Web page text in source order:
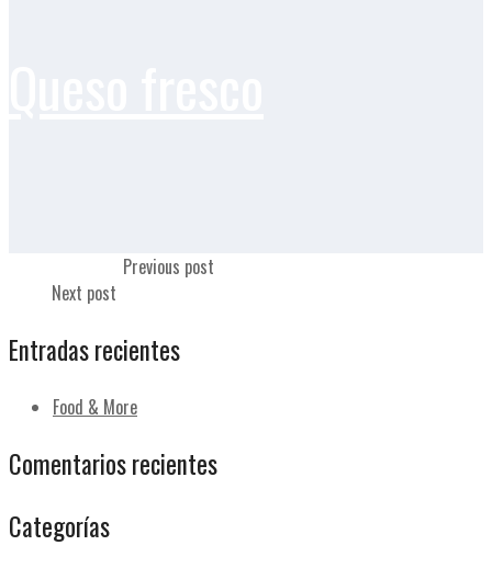
Previous post
Next post
Entradas recientes
Food & More
Comentarios recientes
Categorías